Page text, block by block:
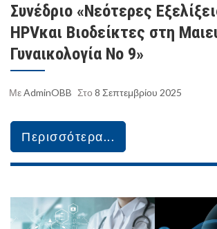
Συνέδριο «Νεότερες
HPVκαι Βιοδείκτες στη
Γυναικολογία Νο 9»
ΜεAdminOBB Στο 8 Σεπτεμβρίου 2025
Περισσότερα...